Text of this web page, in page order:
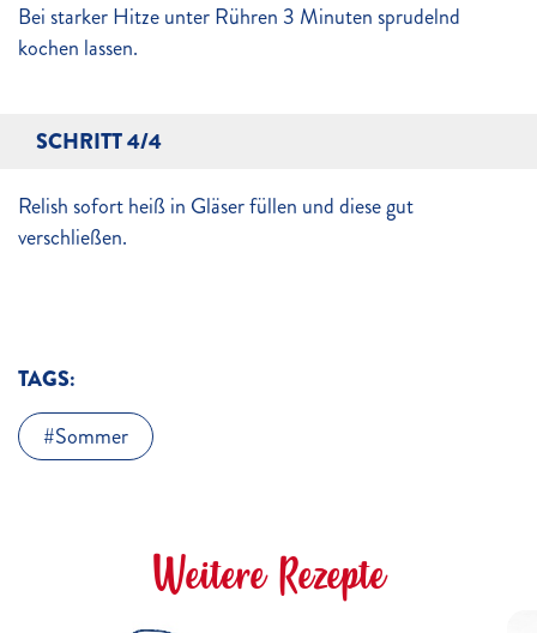
Bei starker Hitze unter Rühren 3 Minuten sprudelnd
kochen lassen.
SCHRITT 4/4
Relish sofort heiß in Gläser füllen und diese gut
verschließen.
TAGS:
Sommer
Weitere Rezepte